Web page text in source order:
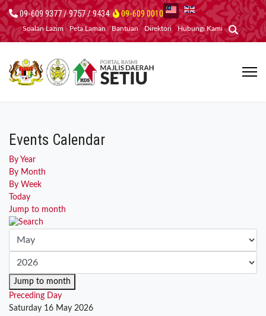
09-609 9377 / 9757 / 9434 09-609 0010
Soalan Lazim Peta Laman Bantuan Direktori Hubungi Kami
Events Calendar
By Year
By Month
By Week
Today
Jump to month
Jump to month
Preceding Day
Saturday 16 May 2026